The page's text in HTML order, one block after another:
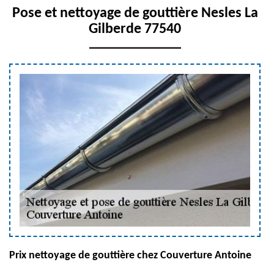
Pose et nettoyage de gouttière Nesles La
Gilberde 77540
Prix nettoyage de gouttière chez Couverture Antoine